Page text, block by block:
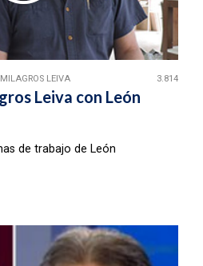
LEIVA 3.814
Leiva con León
de trabajo de León